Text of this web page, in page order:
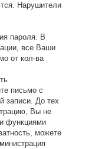
Нарушители
пароля. В
все Ваши
от кол-ва
письмо с
записи. До тех
Вы не
функциями
можете